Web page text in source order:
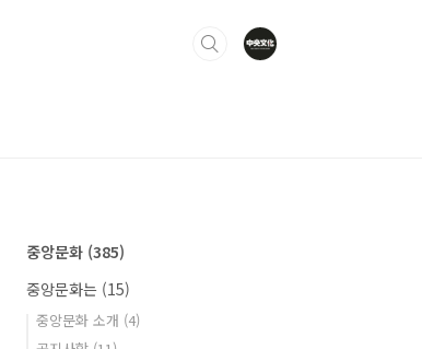
중앙문화 (385)
중앙문화는 (15)
중앙문화 소개 (4)